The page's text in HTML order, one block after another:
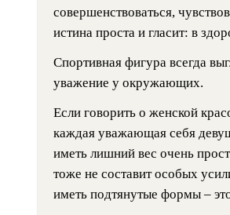
совершенствоваться,
истина проста и гласит: в
Спортивная фигура всегда
уважение у окружающих.
Если говорить о женской
каждая уважающая себя
иметь лишний вес очень
тоже не составит особых
иметь подтянутые формы –